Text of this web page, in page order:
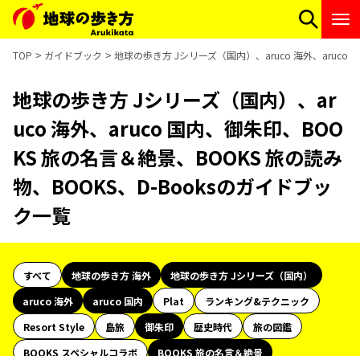
TOP ガイドブック 地球の歩き方 Jシリーズ（国内）、aruco 海外、aruco
地球の歩き方 Jシリーズ（国内）、ar
uco 海外、aruco 国内、御朱印、BOO
KS 旅の名言＆絶景、BOOKS 旅の読み
物、BOOKS、D-Booksのガイドブッ
ク一覧
すべて 地球の歩き方 海外
地球の歩き方 Jシリーズ（国内）
aruco 海外
aruco 国内 Plat
ランキング&テクニック
Resort Style
島旅 御朱印 歴史時代
旅の図鑑
BOOKS スペシャルコラボ
BOOKS 旅の名言＆絶景